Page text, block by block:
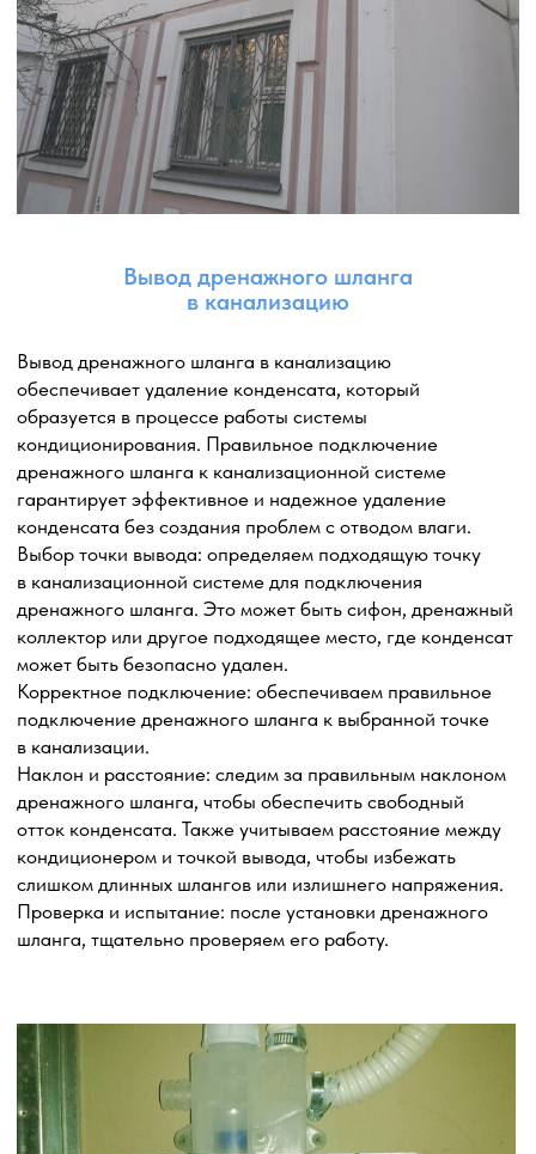
Установка защитного козырька или
и ее последующей перекачки в стоковую систему или
другое предназначенное место.
Выбор места установки: определяем наиболее
подходящее место для размещения дренажной помпы,
учитывая доступность, эффективность и безопасность.
Обычно это происходит вблизи внутреннего блока
кондиционера.
Установка помпы: устанавливаем дренажную помпу
на подготовленной поверхности, используя
специальные крепежные элементы. Помпа
подключается к системе дренажа кондиционера.
Установка защитного козырька или антивандальной
решетки является эффективным способом обеспечения
кондиционера от неблагоприятных внешних факторов
и предотвращения возможных повреждений или кражи
оборудования. Эти меры помогают сохранить
надежность и долговечность кондиционера, а также
обеспечить безопасность его работы.